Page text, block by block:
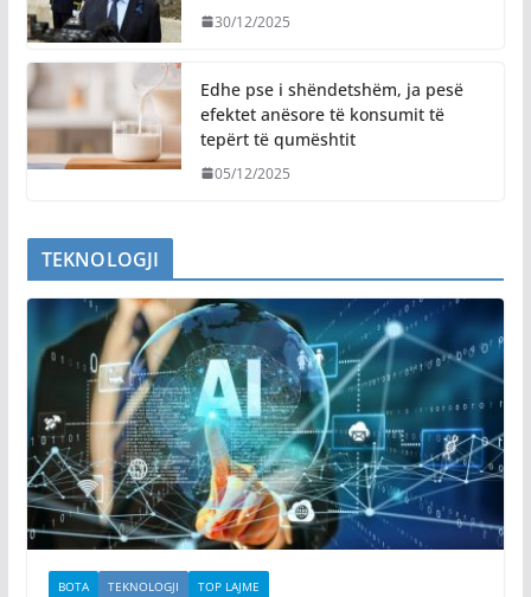
30/12/2025
Edhe pse i shëndetshëm, ja pesë
efektet anësore të konsumit të
tepërt të qumështit
05/12/2025
TEKNOLOGJI
BOTA TEKNOLOGJI TOP LAJME